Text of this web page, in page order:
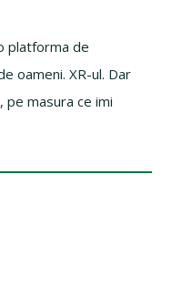
platforma de
oameni. XR-ul. Dar
pe masura ce imi